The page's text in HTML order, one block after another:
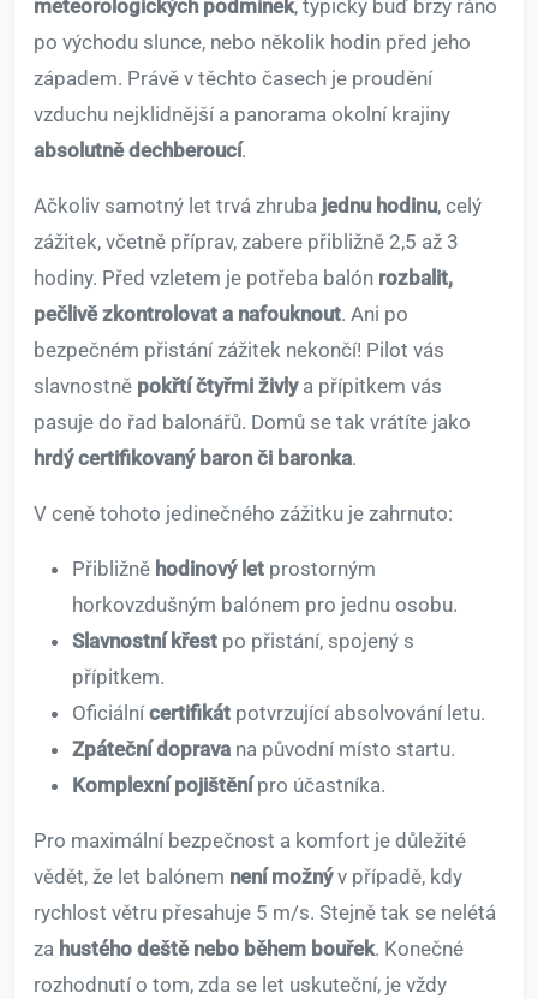
meteorologických podmínek, typicky buď brzy ráno
po východu slunce, nebo několik hodin před jeho
západem. Právě v těchto časech je proudění
vzduchu nejklidnější a panorama okolní krajiny
absolutně dechberoucí.
Ačkoliv samotný let trvá zhruba jednu hodinu, celý
zážitek, včetně příprav, zabere přibližně 2,5 až 3
hodiny. Před vzletem je potřeba balón rozbalit,
pečlivě zkontrolovat a nafouknout. Ani po
bezpečném přistání zážitek nekončí! Pilot vás
slavnostně pokřtí čtyřmi živlya přípitkem vás
pasuje do řad balonářů. Domů se tak vrátíte jako
hrdý certifikovaný baron či baronka.
V ceně tohoto jedinečného zážitku je zahrnuto:
Přibližně hodinový let prostorným
horkovzdušným balónem pro jednu osobu.
Slavnostní křest po přistání, spojený s
přípitkem.
Oficiální certifikát potvrzující absolvování letu.
Zpáteční doprava na původní místo startu.
Komplexní pojištěnípro účastníka.
Pro maximální bezpečnost a komfort je důležité
vědět, že let balónem není možnýv případě, kdy
rychlost větru přesahuje 5 m/s. Stejně tak se nelétá
za hustého deště nebo během bouřek. Konečné
rozhodnutí o tom, zda se let uskuteční, je vždy